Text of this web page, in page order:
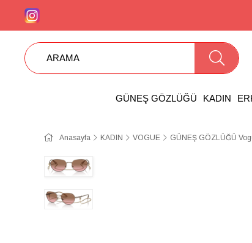
GÜNEŞ GÖZLÜĞÜ KADIN
Anasayfa KADIN VOGUE GÜNEŞ GÖZLÜĞÜ